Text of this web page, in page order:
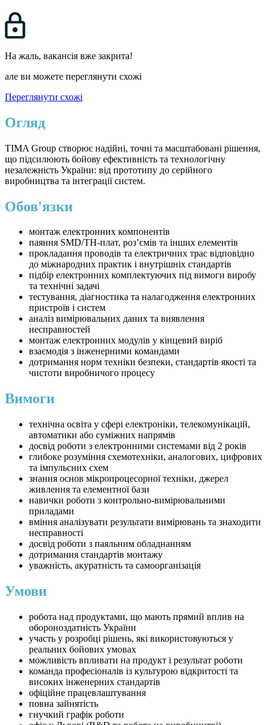
На жаль, вакансія вже закрита!
але ви можете переглянути схожі
Переглянути схожі
Огляд
TIMA Group створює надійні, точні та масштабовані рішення,
що підсилюють бойову ефективність та технологічну
незалежність України: від прототипу до серійного
виробництва та інтеграції систем.
Обов'язки
монтаж електронних компонентів
паяння SMD/TH-плат, розʼємів та інших елементів
прокладання проводів та електричних трас відповідно
до міжнародних практик і внутрішніх стандартів
підбір електронних комплектуючих під вимоги виробу
та технічні задачі
тестування, діагностика та налагодження електронних
пристроїв і систем
аналіз вимірювальних даних та виявлення
несправностей
монтаж електронних модулів у кінцевий виріб
взаємодія з інженерними командами
дотримання норм техніки безпеки, стандартів якості та
чистоти виробничого процесу
Вимоги
технічна освіта у сфері електроніки, телекомунікацій,
автоматики або суміжних напрямів
досвід роботи з електронними системами від 2 років
глибоке розуміння схемотехніки, аналогових, цифрових
та імпульсних схем
знання основ мікропроцесорної техніки, джерел
живлення та елементної бази
навички роботи з контрольно-вимірювальними
приладами
вміння аналізувати результати вимірювань та знаходити
несправності
досвід роботи з паяльним обладнанням
дотримання стандартів монтажу
уважність, акуратність та самоорганізація
Умови
робота над продуктами, що мають прямий вплив на
обороноздатність України
участь у розробці рішень, які використовуються у
реальних бойових умовах
можливість впливати на продукт і результат роботи
команда професіоналів із культурою відкритості та
високих інженерних стандартів
офіційне працевлаштування
повна зайнятість
гнучкий графік роботи